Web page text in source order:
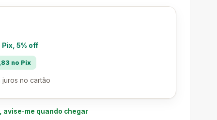
Pix, 5% off
no Pix
juros no cartão
avise-me quando chegar